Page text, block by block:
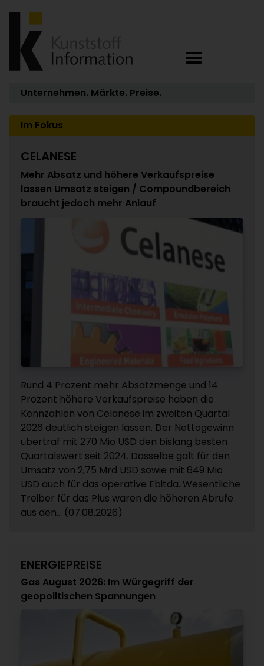
Unternehmen. Märkte. Preise.
Im Fokus
CELANESE
Mehr Absatz und höhere Verkaufspreise
lassen Umsatz steigen / Compoundbereich
braucht jedoch mehr Anlauf
Rund 4 Prozent mehr Absatzmenge und 14
Prozent höhere Verkaufspreise haben die
Kennzahlen von Celanese im zweiten Quartal
2026 deutlich steigen lassen. Der Nettogewinn
übertraf mit 270 Mio USD den bislang besten
Quartalswert seit 2024. Dasselbe galt für den
Umsatz von 2,75 Mrd USD sowie mit 649 Mio
USD auch für das operative Ebitda. Wesentliche
Treiber für das Plus waren die höheren Abrufe
aus den... (07.08.2026)
ENERGIEPREISE
Gas August 2026: Im Würgegriff der
geopolitischen Spannungen